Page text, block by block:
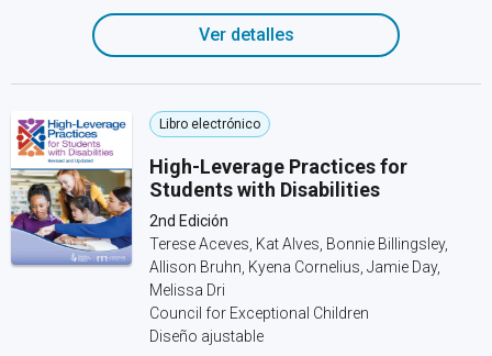
Ver detalles
Libro electrónico
High-Leverage Practices for
Students with Disabilities
2nd Edición
Terese Aceves, Kat Alves, Bonnie Billingsley,
Allison Bruhn, Kyena Cornelius, Jamie Day,
Melissa Dri
Council for Exceptional Children
Diseño ajustable